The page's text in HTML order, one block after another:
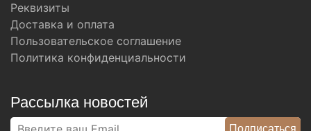
Реквизиты
Доставка и оплата
Пользовательское соглашение
Политика конфиденциальности
Рассылка новостей